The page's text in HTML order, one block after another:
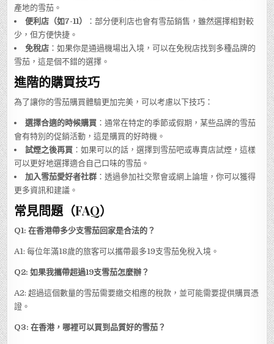
產地的雪茄。
便利店（如7-11）
：部分便利店也會有雪茄銷售，雖然選擇相對較
少，但方便快捷。
免稅店 ：如果你是通過機場出入境，可以在免稅店找到多種品牌的
雪茄，這是個不錯的選擇。
進階的購買技巧
為了讓你的雪茄購買體驗更加完美，可以考慮以下技巧：
選擇合適的時候購買 ：通常在特定的季節或假期，某些品牌的雪茄
會有特別的促銷活動，這是購買的好時機。
試煙之後再買 ：如果可以的話，選擇到雪茄吧或專賣店試煙，這樣
可以更好地選擇適合自己口味的雪茄。
加入雪茄愛好者社群 ：透過參加社交聚會或網上論壇，你可以獲得
更多資訊和建議。
常見問題（FAQ）
Q1: 在香港帶多少支雪茄回家是合法的？
A1: 每位年滿18歲的旅客可以攜帶最多19支雪茄免稅入境。
Q2: 如果我攜帶超過19支雪茄怎麼辦？
A2: 超過這個數量的雪茄需要繳交相應的稅款，並可能需要提供購買憑
證。
Q3: 在香港，哪裡可以買到品質好的雪茄？